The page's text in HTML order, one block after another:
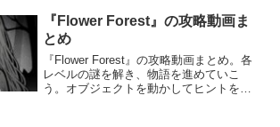
『Flower Forest』の攻略動画ま
とめ
『Flower Forest』の攻略動画まとめ。各
レベルの謎を解き、物語を進めていこ
う。オブジェクトを動かしてヒントを探